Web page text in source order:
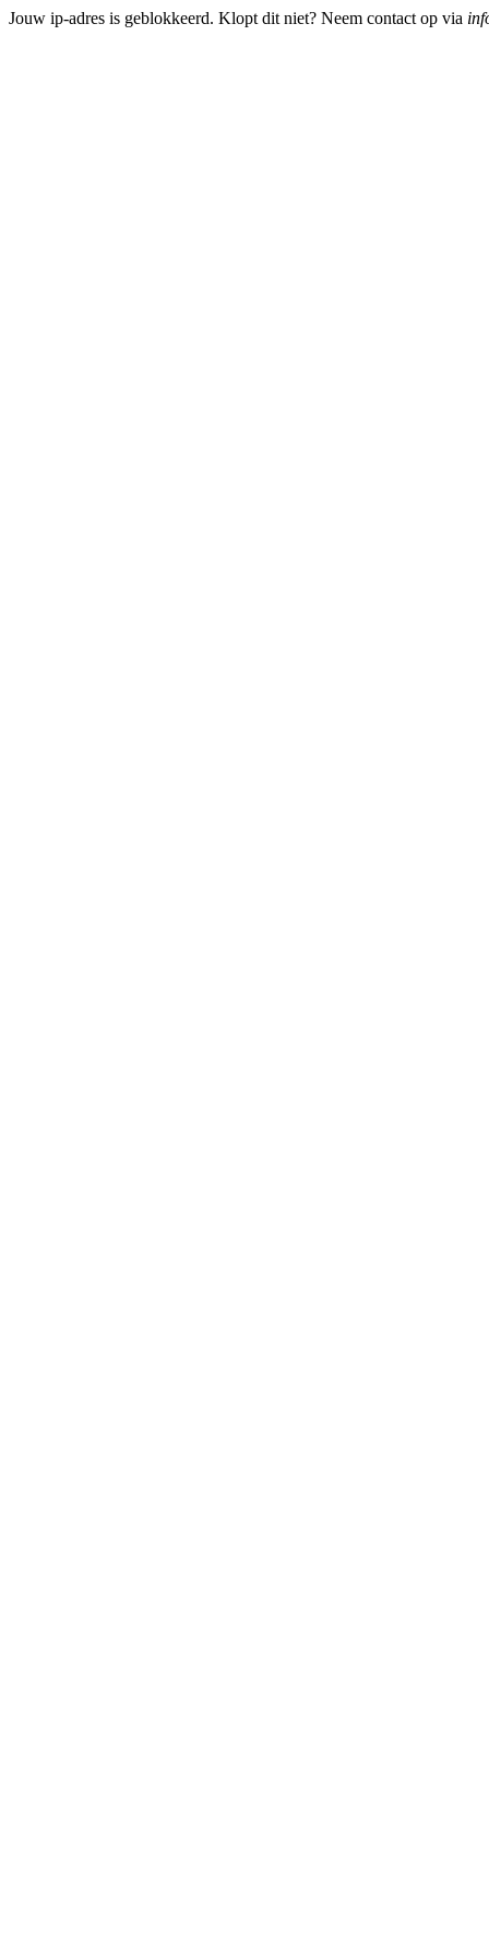
Jouw ip-adres is geblokkeerd. Klopt dit niet? Neem contact op via